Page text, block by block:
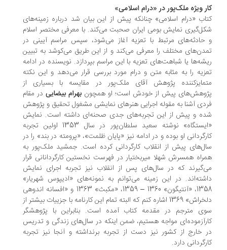
ویژه ملک‌پور در «درام اسلامی»
«درام اسلامی» چنانکه پیش از این بیان شد درباره زمینه‌های
نمایش بومی ایران صحبت می‌کند. با معرفی مختصر اسلام
مرتبط با تعزیه آغاز می‌شود، سپس مراسم آیینی در
مختلف را معرفی می‌کند و از این طریق می‌کوشد به تبیین
یا شباهت‌های تعزیه با این مراسم بپردازد. نویسنده در ادامه
را به مثابه متن و درام مورد بررسی قرار می‌دهد و این نکته
پژوهش آقای ملک‌پور در مقایسه با بسیاری از
پیش از خودش است؛ او همچونبهرام بیضاییدر مقام
آشنا به مقوله اجرایی هنرهای نمایشی مشغول تحقیق و پژوهش
و پیش‌ از این تجربه‌های جدی صحنه‌ای داشته است. ‌نمایش
«ایستگاه» نوشته سعید سلطا‌ن‌پور در سال 1353 اولین تجربه
او بوده و در ادامه نیز «پایان ظلمت»، «پرومته در بند» را در
پیش از انقلاب کارگردانی کرده است. جمشید ملک‌پور به
همسرش شهلا میربختیار در فهرست نخستین کارگردانانی قرار
که در سال‌های پس از انقلاب نیز تجربه اجرای نمایش
در این زمینه می‌توانم به نمونه‌های «ادیپوس شهریار»
1358، «آنتیگون» 1360 – 1359، «مکبث» 1363 و «افسانه اندوهی
دلخراش» 1369 اشاره کنم که البته تمام این کارنامه با جزییات بیشتر از
مترجم در مقدمه کتاب آمده است. بنابراین با پژوهشگر
مواجه هستیم، ضمن اینکه در سال‌های زندگی و تدریس
خارج از کشور نیز دست از تجربه برنداشته و آنجا نیز تجربه‌
دارد.